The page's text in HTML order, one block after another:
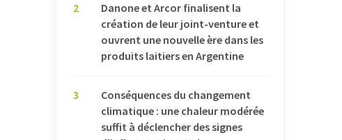
2
Danone et Arcor finalisent la
création de leur joint-venture et
ouvrent une nouvelle ère dans les
produits laitiers en Argentine
3
Conséquences du changement
climatique : une chaleur modérée
suffit à déclencher des signes